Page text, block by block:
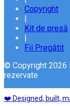
Copyright
Kit de presă
Fii Pregătit
© Copyright 2026
rezervate
❤️ Designed, built,